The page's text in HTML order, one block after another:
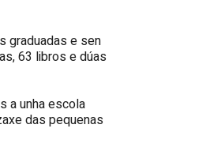
graduadas e sen
63 libros e dúas
a unha escola
das pequenas